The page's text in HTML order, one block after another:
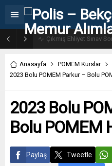
Anasayfa
POMEM Kurslar
2023 Bolu POMEM Parkur – Bolu
2023 Bolu
Bolu POMEM
Paylaş Tweetle